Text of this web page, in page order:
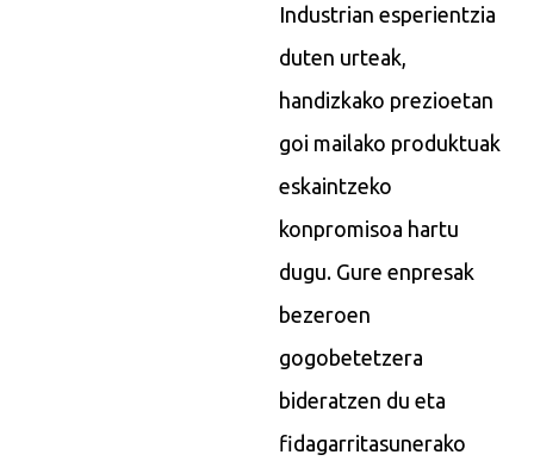
Industrian esperientzia
duten urteak,
handizkako prezioetan
goi mailako produktuak
eskaintzeko
konpromisoa hartu
dugu. Gure enpresak
bezeroen
gogobetetzera
bideratzen du eta
fidagarritasunerako